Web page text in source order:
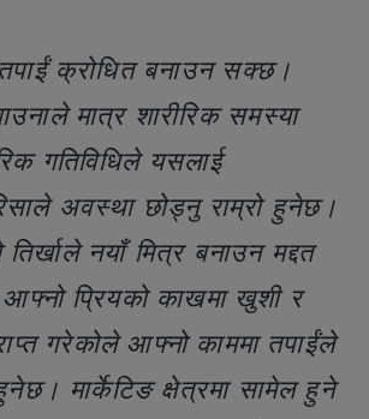
क्रोधित बनाउन सक्छ।
मात्र शारीरिक समस्या
गतिविधिले यसलाई
अवस्था छोड्नु राम्रो हुनेछ।
तिर्खाले नयाँ मित्र बनाउन मद्दत
प्रियको काखमा खुशी र
गरेकोले आफ्नो काममा तपाईंले
मार्केटिङ क्षेत्रमा सामेल हुने